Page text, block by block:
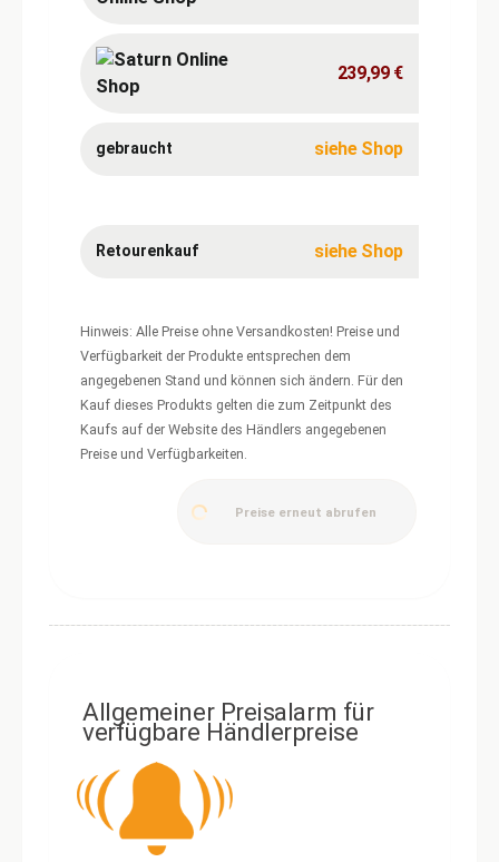
239,99 €
gebraucht siehe Shop
Retourenkauf siehe Shop
Hinweis: Alle Preise ohne Versandkosten! Preise und
Verfügbarkeit der Produkte entsprechen dem
angegebenen Stand und können sich ändern. Für den
Kauf dieses Produkts gelten die zum Zeitpunkt des
Kaufs auf der Website des Händlers angegebenen
Preise und Verfügbarkeiten.
Preise erneut abrufen
Allgemeiner Preisalarm für
verfügbare Händlerpreise